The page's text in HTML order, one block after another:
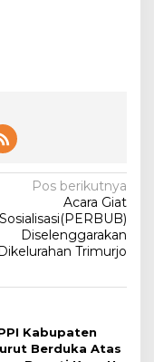
Pos berikutnya
Acara Giat
Sosialisasi(PERBUB)
Diselenggarakan
Trimurjo
Kabupaten
Berduka Atas